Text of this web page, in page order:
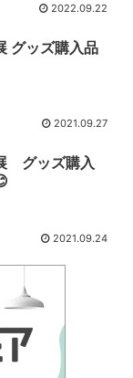
2022.09.22
グッズ購入品
2021.09.27
グッズ購入
2021.09.24